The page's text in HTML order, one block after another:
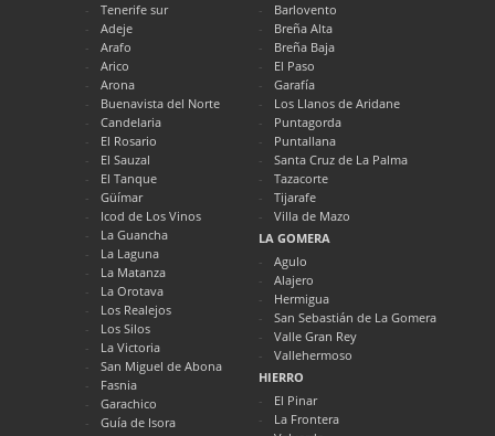
Tenerife sur
Adeje
Arafo
Arico
Arona
Buenavista del Norte
Candelaria
El Rosario
El Sauzal
El Tanque
Güímar
Icod de Los Vinos
La Guancha
La Laguna
La Matanza
La Orotava
Los Realejos
Los Silos
La Victoria
San Miguel de Abona
Fasnia
Garachico
Guía de Isora
Barlovento
Breña Alta
Breña Baja
El Paso
Garafía
Los Llanos de Aridane
Puntagorda
Puntallana
Santa Cruz de La Palma
Tazacorte
Tijarafe
Villa de Mazo
LA GOMERA
Agulo
Alajero
Hermigua
San Sebastián de La Gomera
Valle Gran Rey
Vallehermoso
HIERRO
El Pinar
La Frontera